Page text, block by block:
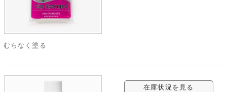
むらなく塗る
在庫状況を見る